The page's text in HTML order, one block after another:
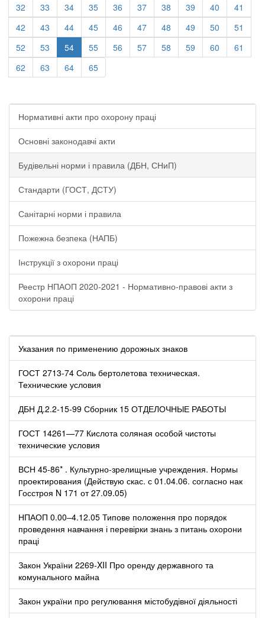
32
33 34 35 36 37 38 39 40
41
42
43 44 45 46 47 48 49 50
51
52
53 54 55 56 57 58 59 60
61
62
63 64 65
Нормативні акти про охорону праці
Основні законодавчі акти
Будівельні норми і правила (ДБН, СНиП)
Стандарти (ГОСТ, ДСТУ)
Санітарні норми і правила
Пожежна безпека (НАПБ)
Інструкції з охорони праці
Реестр НПАОП 2020-2021 - Нормативно-правові акти з
охорони праці
Указания по применению дорожных знаков
ГОСТ 2713-74 Соль бертолетова техническая.
Технические условия
ДБН Д.2.2-15-99 Сборник 15 ОТДЕЛОЧНЫЕ РАБОТЫ
ГОСТ 14261—77 Кислота соляная особой чистоты
технические условия
ВСН 45-86* . Культурно-зрелищные учреждения. Нормы
проектирования (Действую скас. с 01.04.06. согласно нак
Госстроя N 171 от 27.09.05)
НПАОП 0.00–4.12.05 Типове положення про порядок
проведення навчання і перевірки знань з питань охорони
праці
Закон України 2269-XII Про оренду державного та
комунального майна
Закон україни про регулювання містобудівної діяльності